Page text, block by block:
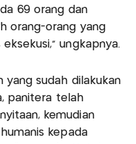
69 orang dan
orang-orang yang
ungkapnya.
yang sudah dilakukan
panitera telah
kemudian
kepada